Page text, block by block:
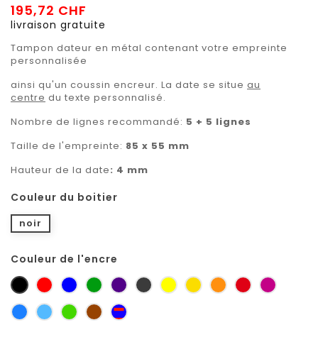
195,72 CHF
livraison gratuite
Tampon dateur en métal contenant votre empreinte
personnalisée
ainsi qu'un coussin encreur. La date se situe au
centre du texte personnalisé.
Nombre de lignes recommandé: 5 + 5 lignes
Taille de l'empreinte: 85 x 55 mm
Hauteur de la date: 4 mm
Couleur du boitier
noir
Couleur de l'encre
noir rougebleuvert violetgris
petit-
jaune
zinc
jaune
sécurité
orange
foncé
rouge
carmin
Pourpre
bleu
ciel
bleu
clair
vert
jaune
brun
orange
bleu-